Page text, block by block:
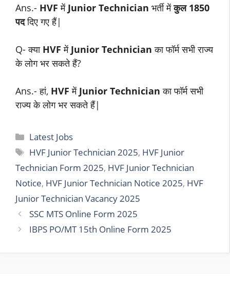
Ans.- HVFमें Junior Technician भर्ती मेंकुल 1850
पददिए गए हैं|
Q- क्या HVFमें Junior Technician का फॉर्म सभी राज्य
के लोग भर सकते हैं?
Ans.- हां, HVF में Junior Technician का फॉर्म सभी
राज्य के लोग भर सकते हैं|
Categories
Latest Jobs
Tags
HVF Junior Technician 2025, HVF Junior
Technician Form 2025, HVF Junior Technician
Notice, HVF Junior Technician Notice 2025, HVF
Junior Technician Vacancy 2025
SSC MTS Online Form 2025
IBPS PO/MT 15th Online Form 2025